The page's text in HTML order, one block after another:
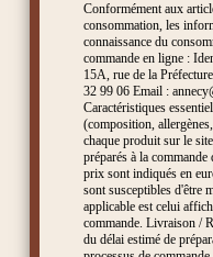
Conformément aux
consommation, les
connaissance du
commande en ligne :
15A, rue de la
32 99 06 Email :
Caractéristiques
(composition,
chaque produit sur le
préparés à la
prix sont indiqués en
sont susceptibles d'être
applicable est celui
commande. Livraison /
du délai estimé de